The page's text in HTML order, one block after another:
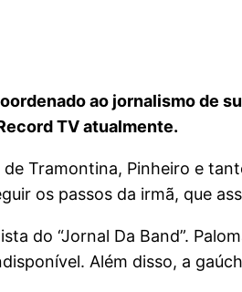
ao jornalismo de
TV atualmente.
Tramontina, Pinheiro e
os passos da irmã, que
do “Jornal Da Band”.
Além disso, a